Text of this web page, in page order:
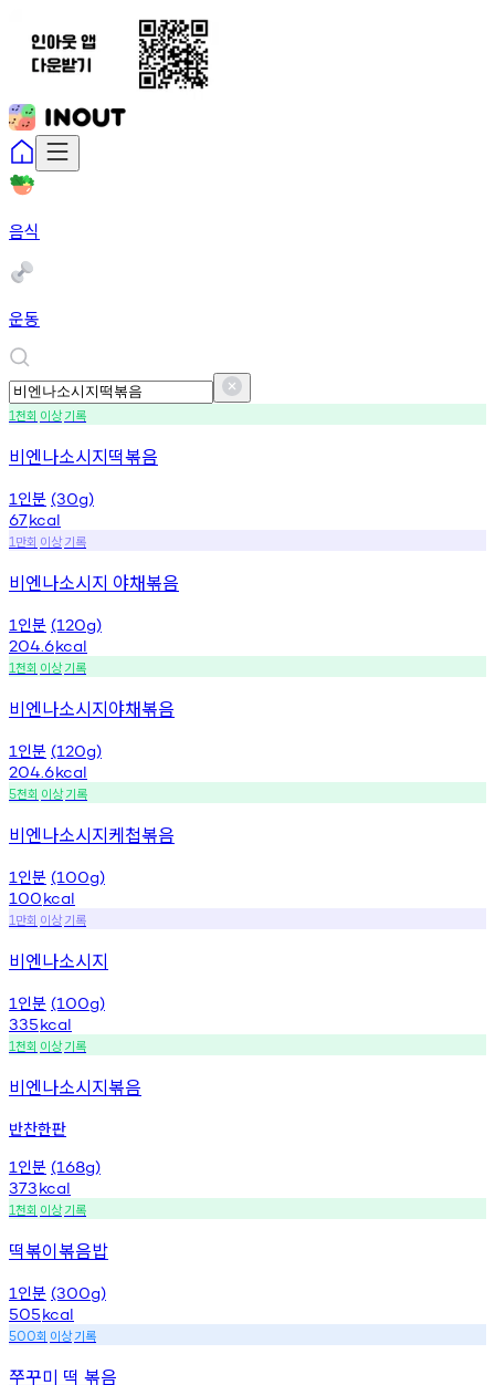
음식
운동
1천회 이상기록
비엔나소시지떡볶음
1 인분 (30g)
67kcal
1 만회 이상기록
비엔나소시지 야채볶음
1 인분 (120g)
204.6kcal
1천회 이상기록
비엔나소시지야채볶음
1 인분 (120g)
204.6kcal
5천회 이상기록
비엔나소시지케첩볶음
1 인분 (100g)
100kcal
1 만회 이상기록
비엔나소시지
1 인분 (100g)
335kcal
1천회 이상기록
비엔나소시지볶음
반찬한판
1 인분 (168g)
373kcal
1천회 이상기록
떡볶이볶음밥
1 인분 (300g)
505kcal
500회 이상기록
쭈꾸미 떡 볶음